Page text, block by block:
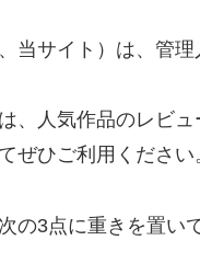
当サイト）は、管理
、人気作品のレビ
ぜひご利用ください
の3点に重きを置い